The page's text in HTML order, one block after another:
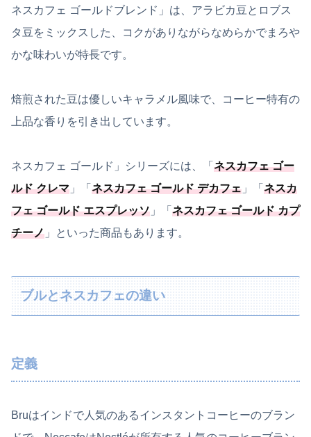
ネスカフェ ゴールドブレンド」は、アラビカ豆とロブス
タ豆をミックスした、コクがありながらなめらかでまろや
かな味わいが特長です。
焙煎された豆は優しいキャラメル風味で、コーヒー特有の
上品な香りを引き出しています。
ネスカフェ ゴールド」シリーズには、「 ネスカフェ ゴー
ルド クレマ 」「 ネスカフェ ゴールド デカフェ 」「 ネスカ
フェ ゴールド エスプレッソ 」「 ネスカフェ ゴールド カプ
チーノ 」といった商品もあります。
ブルとネスカフェの違い
定義
Bruはインドで人気のあるインスタントコーヒーのブラン